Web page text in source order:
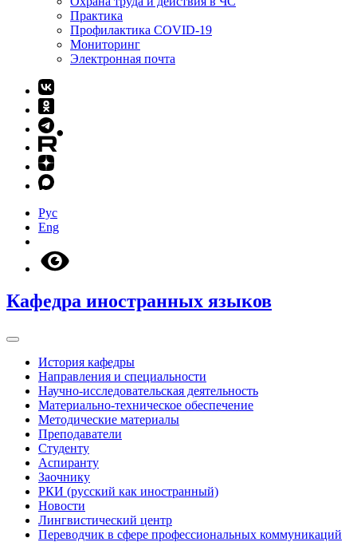
Практика
Профилактика COVID-19
Мониторинг
Электронная почта
Рус
Eng
Кафедра иностранных языков
История кафедры
Направления и специальности
Научно-исследовательская деятельность
Материально-техническое обеспечение
Методические материалы
Преподаватели
Студенту
Аспиранту
Заочнику
РКИ (русский как иностранный)
Новости
Лингвистический центр
Переводчик в сфере профессиональных коммуникаций